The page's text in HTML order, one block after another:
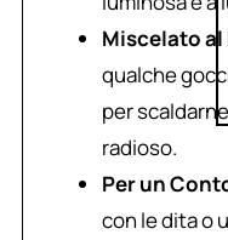
Miscelato
qualche
per
radioso.
Per un
con le dita o